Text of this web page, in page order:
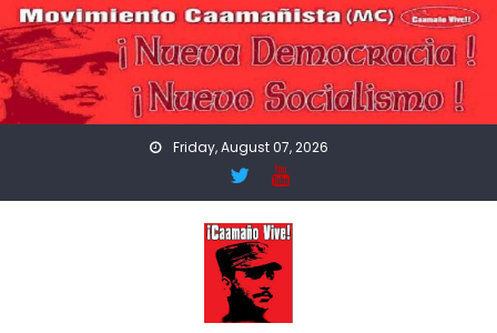
Skip
to
content
Friday, August 07, 2026